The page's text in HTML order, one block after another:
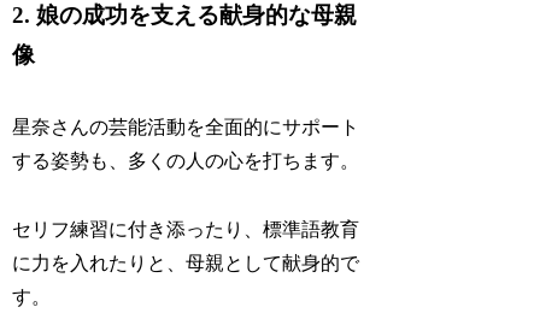
2. 娘の成功を支える献身的な母親
像
星奈さんの芸能活動を全面的にサポート
する姿勢も、多くの人の心を打ちます。
セリフ練習に付き添ったり、標準語教育
に力を入れたりと、母親として献身的で
す。